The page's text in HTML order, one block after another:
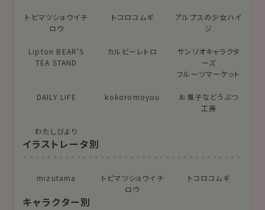
アイテム別
そえぶみ箋 遊び箋
おりがみ小箱
ニコイチmemo
チョキチョキペーパ
フルカワはんこの商品を見る スタンプパッドの商品を見る
トビマツショウイチ
ロウ
トコロコムギ
アルプスの少女ハイ
ジ
Lipton BEAR'S
TEA STAND
カルビーレトロ
サンリオキャラクタ
ーズ
フルーツマーケット
DAILY LIFE kokoromoyou
お菓子などうぶつ
工房
わたしびより
イラストレータ別
mizutama
トビマツショウイチ
ロウ
トコロコムギ
キャラクター別